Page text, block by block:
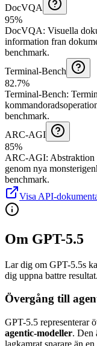
DocVQA
95%
DocVQA: Visuella
information fran
benchmark.
Terminal-Bench
82.7%
Terminal-Bench:
benchmark.
ARC-AGI
85%
ARC-AGI: Abstraktion
genom nya
benchmark.
Visa API-
Om GPT-5.5
Lar dig om GPT-5.5s
dig uppna battre resultat.
Övergång till
GPT-5.5 representerar
agentic-modeller. Den
lagkamrat snarare än